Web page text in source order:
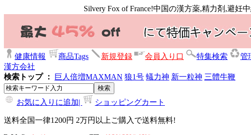
Silvery Fox of France!中国の漢方薬,精力剤,避
健康情報 商品Tags 新規登録 会員入り口 特集検索
管
漢方会社
検索トップ ：
巨人倍増MAXMAN 狼1号 蟻力神 新一粒神 三體牛鞭
お気に入りに追加| ショッピングカート
送料全国一律1200円 2万円以上ご購入で送料無料!